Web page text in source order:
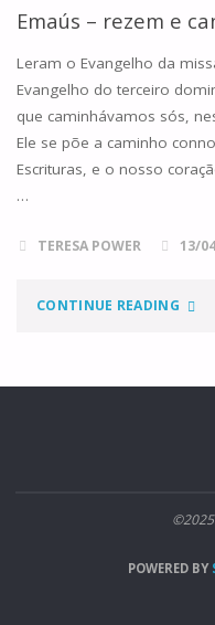
Emaús – rezem e
Leram o Evangelho da
Evangelho do terceiro
que caminhávamos sós,
Ele se põe a caminho
Escrituras, e o nosso
…
TERESA POWER 13/
CONTINUE READING
©2025
POWERED BY